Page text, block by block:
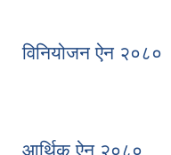
विनियोजन ऐन २०८०
आर्थिक ऐन २०८०